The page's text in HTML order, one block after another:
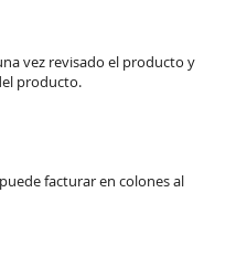
vez revisado el producto y
producto.
facturar en colones al